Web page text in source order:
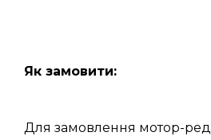
Як замовити:
Для замовлення мотор-